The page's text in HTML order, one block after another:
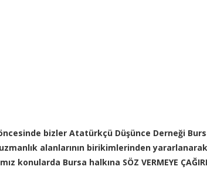
bizler Atatürkçü Düşünce Derneği
alanlarının birikimlerinden
konularda Bursa halkına SÖZ VERMEYE